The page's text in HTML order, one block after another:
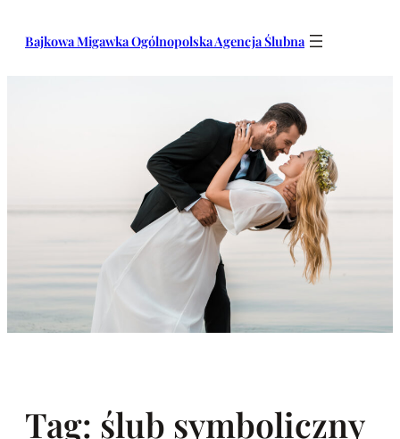
Bajkowa Migawka Ogólnopolska Agencja Ślubna
Tag: ślub symboliczny